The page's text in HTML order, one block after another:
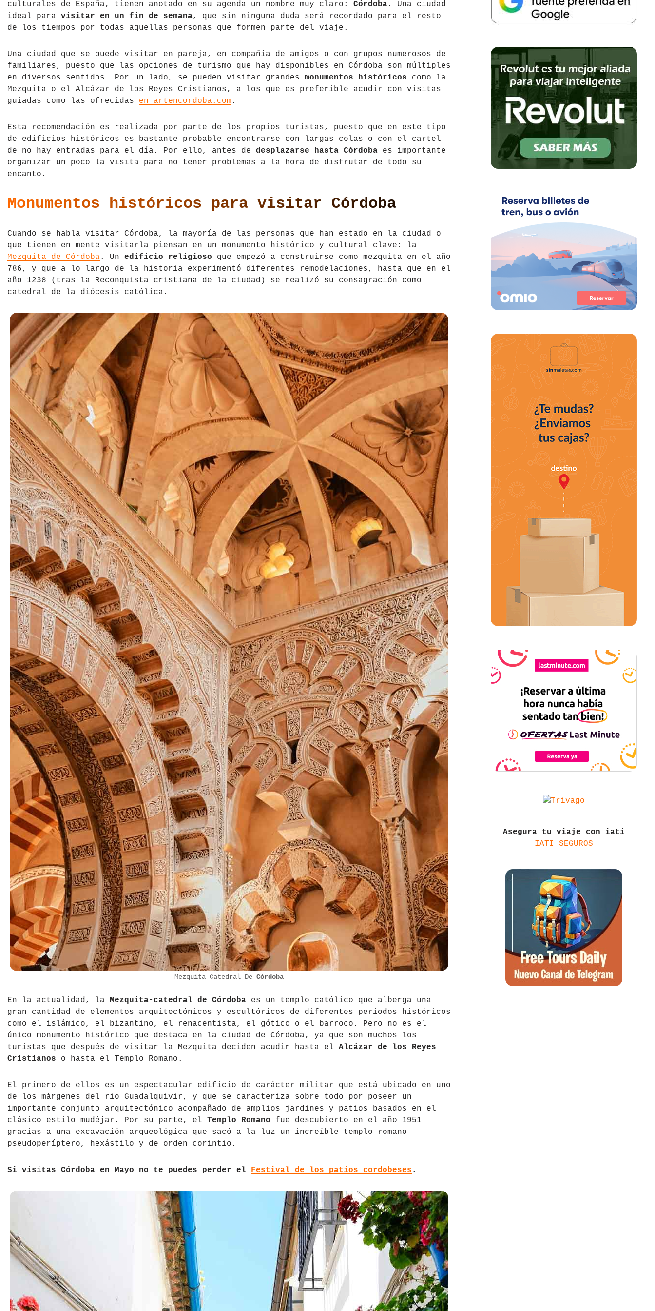
Tíbet
Irlanda
Italia
Letonia
Liechtenstein
Macedonia del Norte
Noruega
País de Gales
República Checa
Rusia
Serbia
Suiza
Turquía
Ucrania
culturales de España, tienen anotado en su agenda un nombre muy claro: Córdoba. Una ciudad
ideal para visitar en un fin de semana, que sin ninguna duda será recordado para el resto
de los tiempos por todas aquellas personas que formen parte del viaje.
Una ciudad que se puede visitar en pareja, en compañía de amigos o con grupos numerosos de
familiares, puesto que las opciones de turismo que hay disponibles en Córdoba son múltiples
en diversos sentidos. Por un lado, se pueden visitar grandes monumentos históricos como la
Mezquita o el Alcázar de los Reyes Cristianos, a los que es preferible acudir con visitas
guiadas como las ofrecidas en artencordoba.com .
Esta recomendación es realizada por parte de los propios turistas, puesto que en este tipo
de edificios históricos es bastante probable encontrarse con largas colas o con el cartel
de no hay entradas para el día. Por ello, antes de desplazarse hasta Córdoba es importante
organizar un poco la visita para no tener problemas a la hora de disfrutar de todo su
encanto.
Monumentos históricos para visitar Córdoba
Cuando se habla visitar Córdoba, la mayoría de las personas que han estado en la ciudad o
que tienen en mente visitarla piensan en un monumento histórico y cultural clave: la
Mezquita de Córdoba . Un edificio religioso que empezó a construirse como mezquita en el año
786, y que a lo largo de la historia experimentó diferentes remodelaciones, hasta que en el
año 1238 (tras la Reconquista cristiana de la ciudad) se realizó su consagración como
catedral de la diócesis católica.
Mezquita Catedral DeCórdoba
En la actualidad, la Mezquita-catedral de Córdoba es un templo católico que alberga una
gran cantidad de elementos arquitectónicos y escultóricos de diferentes periodos históricos
como el islámico, el bizantino, el renacentista, el gótico o el barroco. Pero no es el
único monumento histórico que destaca en la ciudad de Córdoba, ya que son muchos los
turistas que después de visitar la Mezquita deciden acudir hasta el Alcázar de los Reyes
Cristianos o hasta el Templo Romano.
El primero de ellos es un espectacular edificio de carácter militar que está ubicado en uno
de los márgenes del río Guadalquivir, y que se caracteriza sobre todo por poseer un
importante conjunto arquitectónico acompañado de amplios jardines y patios basados en el
clásico estilo mudéjar. Por su parte, el Templo Romano fue descubierto en el año 1951
gracias a una excavación arqueológica que sacó a la luz un increíble templo romano
pseudoperíptero, hexástilo y de orden corintio.
Si visitas Córdoba en Mayo no te puedes perder el Festival de los patios cordobeses .
Asegura tu viaje con iati
IATI SEGUROS